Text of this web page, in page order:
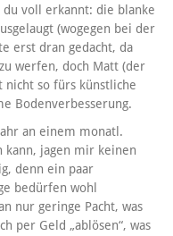
voll erkannt: die blanke
(wogegen bei der
erst dran gedacht, da
werfen, doch Matt (der
nicht so fürs künstliche
Bodenverbesserung.
an einem monatl.
kann, jagen mir keinen
denn ein paar
bedürfen wohl
nur geringe Pacht, was
per Geld „ablösen“, was